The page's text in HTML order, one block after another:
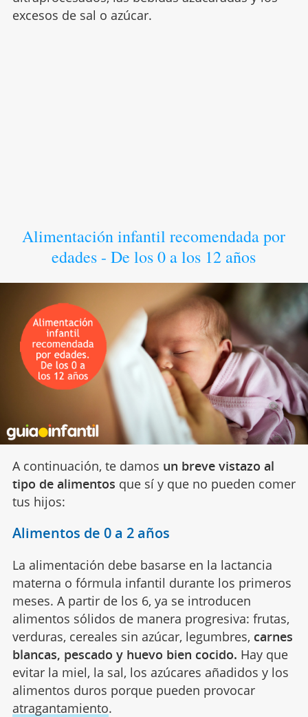
excesos de sal o azúcar.
Alimentación infantil recomendada por
edades - De los 0 a los 12 años
A continuación, te damos un breve vistazo al
tipo de alimentos que sí y que no pueden comer
tus hijos:
Alimentos de 0 a 2 años
La alimentación debe basarse en la lactancia
materna o fórmula infantil durante los primeros
meses. A partir de los 6, ya se introducen
alimentos sólidos de manera progresiva: frutas,
verduras, cereales sin azúcar, legumbres, carnes
blancas, pescado y huevo bien cocido. Hay que
evitar la miel, la sal, los azúcares añadidos y los
alimentos duros porque pueden provocar
atragantamiento.